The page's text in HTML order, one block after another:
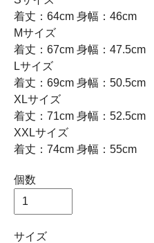
着丈：64cm 身幅：46cm
Mサイズ
着丈：67cm 身幅：47.5cm
Lサイズ
着丈：69cm 身幅：50.5cm
XLサイズ
着丈：71cm 身幅：52.5cm
XXLサイズ
着丈：74cm 身幅：55cm
個数
サイズ